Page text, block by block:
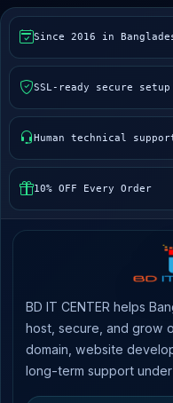
Since 2016 in
SSL-ready secure setup
Human technical
10% OFF Every Order
BD IT CENTER helps
host, secure, and grow
domain, website
long-term support